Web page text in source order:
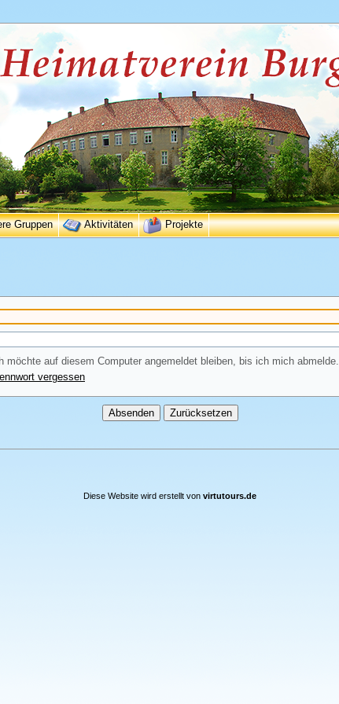
Gruppen Aktivitäten Projekte
möchte auf diesem Computer angemeldet bleiben, bis ich mich abmelde.
vergessen
Diese Website wird erstellt von virtutours.de